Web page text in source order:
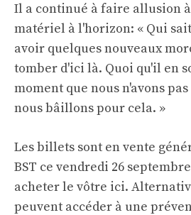
Il a continué à faire allusion
matériel à l'horizon: « Qui
avoir quelques nouveaux
tomber d'ici là. Quoi qu'il en
moment que nous n'avons
nous bâillons pour cela. »
Les billets sont en vente
BST ce vendredi 26
acheter le vôtre ici.
peuvent accéder à une